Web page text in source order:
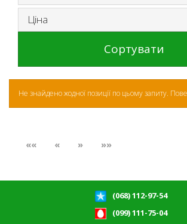
Ціна
Не знайдено жодної позиції по цьому запиту.
«« « » »»
(068) 112-97-54
(099) 111-75-04